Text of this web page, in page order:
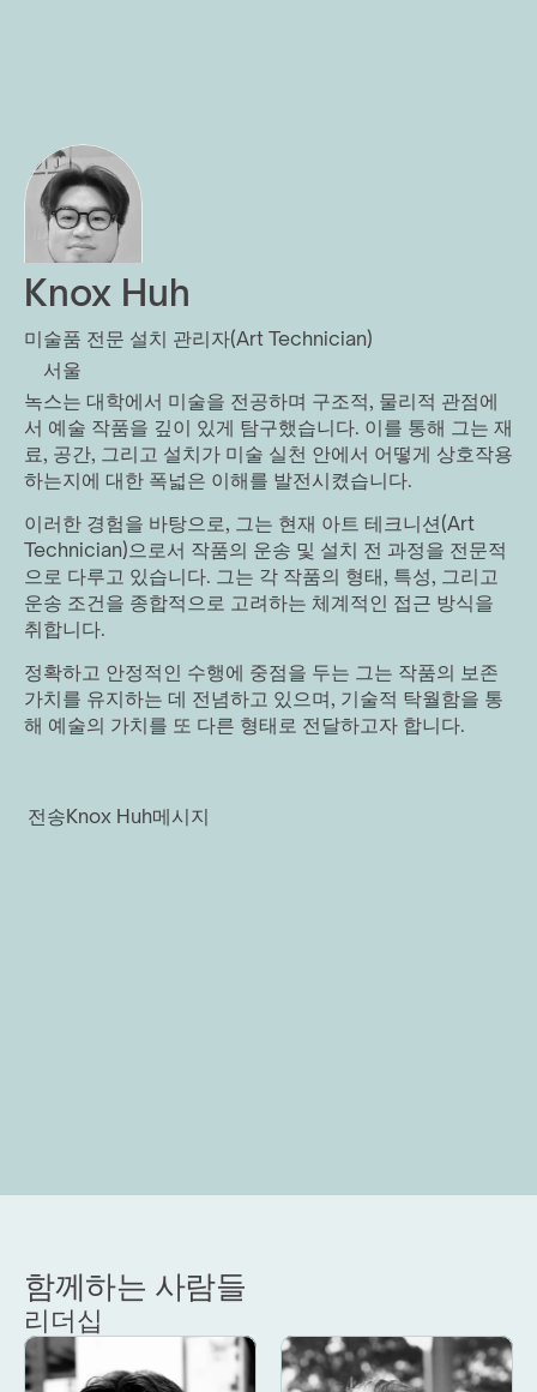
Knox Huh
미술품 전문 설치 관리자(Art Technician)
서울
녹스는 대학에서 미술을 전공하며 구조적, 물리적 관점에
서 예술 작품을 깊이 있게 탐구했습니다. 이를 통해 그는 재
료, 공간, 그리고 설치가 미술 실천 안에서 어떻게 상호작용
하는지에 대한 폭넓은 이해를 발전시켰습니다.
이러한 경험을 바탕으로, 그는 현재 아트 테크니션(Art
Technician)으로서 작품의 운송 및 설치 전 과정을 전문적
으로 다루고 있습니다. 그는 각 작품의 형태, 특성, 그리고
운송 조건을 종합적으로 고려하는 체계적인 접근 방식을
취합니다.
정확하고 안정적인 수행에 중점을 두는 그는 작품의 보존
가치를 유지하는 데 전념하고 있으며, 기술적 탁월함을 통
해 예술의 가치를 또 다른 형태로 전달하고자 합니다.
전송Knox Huh메시지
함께하는 사람들
리더십